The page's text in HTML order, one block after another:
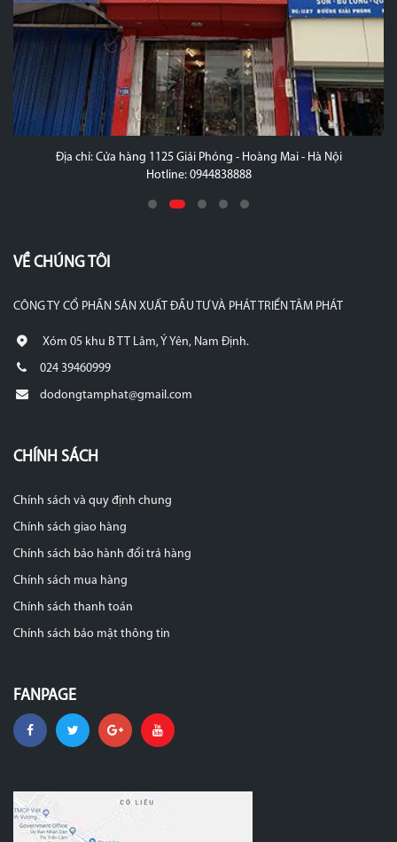
Địa chỉ: Cửa hàng 1125 Giải Phóng - Hoàng Mai - Hà Nội
Hotline: 0944838888
VỀ CHÚNG TÔI
CÔNG TY CỔ PHẦN SẢN XUẤT ĐẦU TƯ VÀ PHÁT TRIỂN TÂM PHÁT
Xóm 05 khu B TT Lâm, Ý Yên, Nam Định.
024 39460999
dodongtamphat@gmail.com
CHÍNH SÁCH
Chính sách và quy định chung
Chính sách giao hàng
Chính sách bảo hành đổi trả hàng
Chính sách mua hàng
Chính sách thanh toán
Chính sách bảo mật thông tin
FANPAGE